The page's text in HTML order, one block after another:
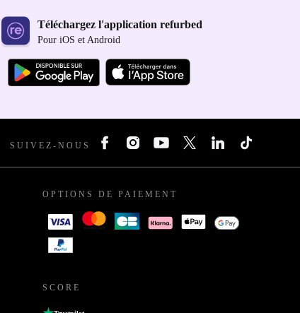
Téléchargez l'application refurbed
Pour iOS et Android
SUIVEZ-NOUS
OPTIONS DE PAIEMENT
SCORE